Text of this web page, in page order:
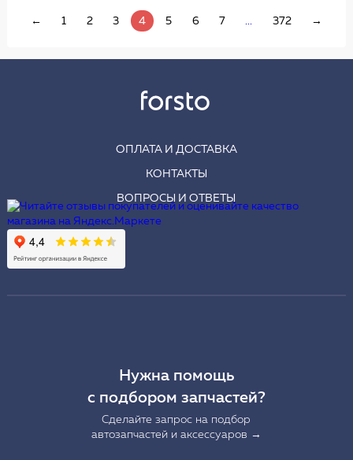
← 1 2 3 4 5 6 7 ... 372 →
ОПЛАТА И ДОСТАВКА
КОНТАКТЫ
ВОПРОСЫ И ОТВЕТЫ
Нужна помощь
с подбором запчастей?
Сделайте запрос на подбор
автозапчастей и аксессуаров →